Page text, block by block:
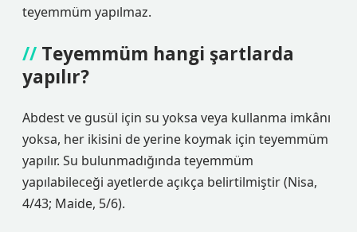
teyemmüm yapılmaz.
Teyemmüm hangi şartlarda
yapılır?
Abdest ve gusül için su yoksa veya kullanma imkânı
yoksa, her ikisini de yerine koymak için teyemmüm
yapılır. Su bulunmadığında teyemmüm
yapılabileceği ayetlerde açıkça belirtilmiştir (Nisa,
4/43; Maide, 5/6).